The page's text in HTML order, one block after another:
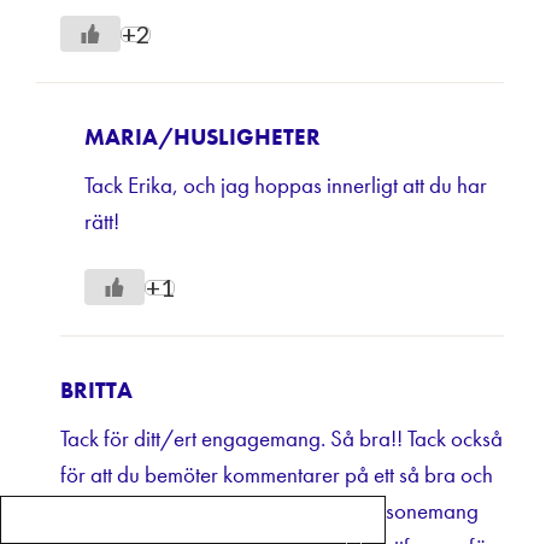
+2
MARIA/HUSLIGHETER
Tack Erika, och jag hoppas innerligt att du har
rätt!
+1
BRITTA
Tack för ditt/ert engagemang. Så bra!! Tack också
för att du bemöter kommentarer på ett så bra och
påläst sätt. Jag håller helt med i ert resonemang